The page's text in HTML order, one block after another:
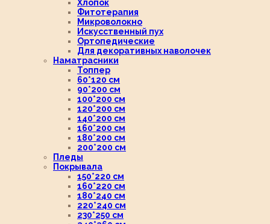
Хлопок
Фитотерапия
Микроволокно
Искусственный пух
Ортопедические
Для декоративных наволочек
Наматрасники
Топпер
60*120 см
90*200 см
100*200 см
120*200 см
140*200 см
160*200 см
180*200 см
200*200 см
Пледы
Покрывала
150*220 см
160*220 см
180*240 см
220*240 см
230*250 см